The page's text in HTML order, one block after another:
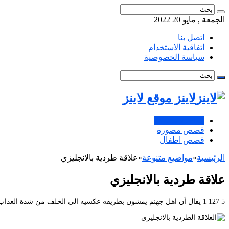
الجمعة , مايو 20 2022
اتصل بنا
اتفاقية الاستخدام
سياسة الخصوصية
لاينز موقع لاينز
قصص مصورة
قصص اطفال
الرئيسية»مواضيع متنوعة»علاقة طردية بالانجليزي
علاقة طردية بالانجليزي
5 127 1 يقال أن اهل جهنم يمشون بطريقه عكسيه الى الخلف من شدة العذاب وطريقة مشيتهم للخلف تشبه سحبت مايكل جاكسون للخلف. علاقة طردية بين الكتلة و الكثافة. – قاموس المصطلحات – العربية – الإنجليزية.